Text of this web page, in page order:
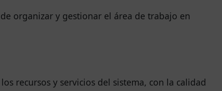
organizar y gestionar el área de trabajo en
recursos y servicios del sistema, con la calidad